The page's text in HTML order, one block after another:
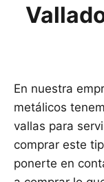
En nuestra
metálicos
vallas para
comprar este
ponerte en